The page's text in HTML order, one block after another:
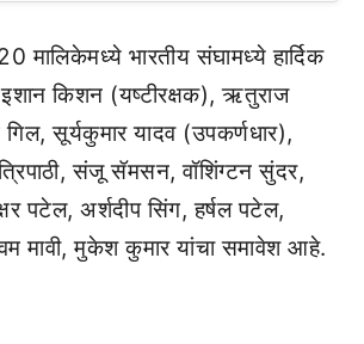
मालिकेमध्ये भारतीय संघामध्ये हार्दिक
इशान किशन (यष्टीरक्षक), ऋतुराज
सूर्यकुमार यादव (उपकर्णधार),
संजू सॅमसन, वॉशिंग्टन सुंदर,
पटेल, अर्शदीप सिंग, हर्षल पटेल,
मावी, मुकेश कुमार यांचा समावेश आहे.